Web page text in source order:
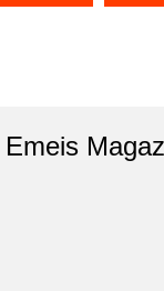
Emeis